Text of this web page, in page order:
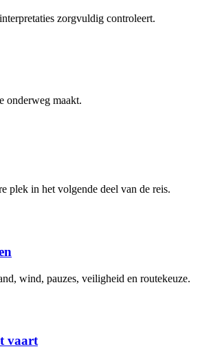
zorgvuldig controleert.
onderweg maakt.
plek in het volgende deel van de reis.
wind, pauzes, veiligheid en routekeuze.
vaart